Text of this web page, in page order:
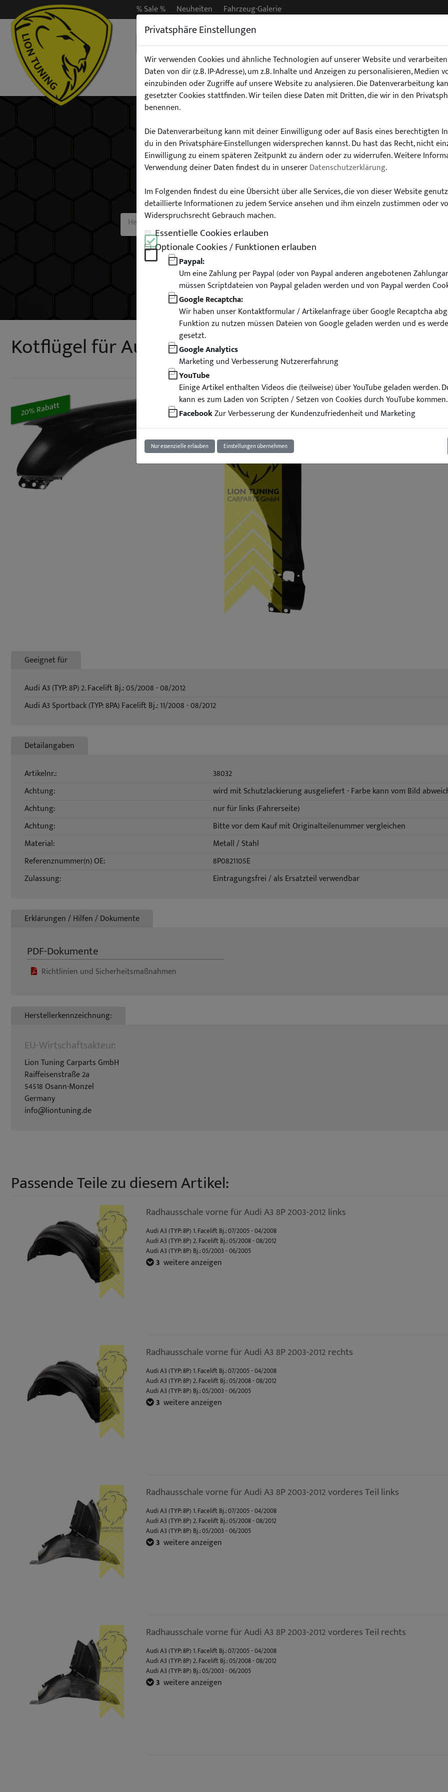
% Sale % Neuheiten Fahrzeug-Galerie
Auspuff Beleuchtung Exterieur Fahrwerk Interieur Stoßstangen/
Wähle dein Auto
finde alle passenden Teile schnell und
Hersteller: Modell:
Kotflügel für Audi A3 8P Limousine Sportback
20% Rabatt
Geeignet für
Audi A3 (TYP: 8P) 2. Facelift Bj.: 05/2008 - 08/2012
Audi A3 Sportback (TYP: 8PA) Facelift Bj.: 11/2008 - 08/2012
Detailangaben
Artikelnr.:
38032
Achtung:
wird mit Schutzlackierung ausgeliefert - Farbe kann vom Bild
Achtung:
nur für links (Fahrerseite)
Achtung:
Bitte vor dem Kauf mit Originalteilenummer vergleichen
Material:
Metall / Stahl
Referenznummer(n) OE:
8P0821105E
Zulassung:
Eintragungsfrei / als Ersatzteil verwendbar
Erklärungen / Hilfen / Dokumente
PDF-Dokumente
Richtlinien und Sicherheitsmaßnahmen
Herstellerkennzeichnung:
EU-Wirtschaftsakteur:
Lion Tuning Carparts GmbH
Raiffeisenstraße 2a
54518 Osann-Monzel
Germany
info@liontuning.de
Passende Teile zu diesem Artikel:
Radhausschale vorne für Audi A3 8P 2003-2012 links
Audi A3 (TYP: 8P) 1. Facelift Bj.: 07/2005 - 04/2008
Audi A3 (TYP: 8P) 2. Facelift Bj.: 05/2008 - 08/2012
Audi A3 (TYP: 8P) Bj.: 05/2003 - 06/2005
Audi A3 Sportback (TYP: 8PA) Facelift Bj.: 11/2008 - 08/2012
3 weitere anzeigen
Radhausschale vorne für Audi A3 8P 2003-2012 rechts
Audi A3 (TYP: 8P) 1. Facelift Bj.: 07/2005 - 04/2008
Audi A3 (TYP: 8P) 2. Facelift Bj.: 05/2008 - 08/2012
Audi A3 (TYP: 8P) Bj.: 05/2003 - 06/2005
Audi A3 Sportback (TYP: 8PA) Facelift Bj.: 11/2008 - 08/2012
3 weitere anzeigen
Radhausschale vorne für Audi A3 8P 2003-2012 vorderes Teil links
Audi A3 (TYP: 8P) 1. Facelift Bj.: 07/2005 - 04/2008
Audi A3 (TYP: 8P) 2. Facelift Bj.: 05/2008 - 08/2012
Audi A3 (TYP: 8P) Bj.: 05/2003 - 06/2005
Audi A3 Sportback (TYP: 8PA) Facelift Bj.: 11/2008 - 08/2012
3 weitere anzeigen
Radhausschale vorne für Audi A3 8P 2003-2012 vorderes Teil rechts
Audi A3 (TYP: 8P) 1. Facelift Bj.: 07/2005 - 04/2008
Audi A3 (TYP: 8P) 2. Facelift Bj.: 05/2008 - 08/2012
Audi A3 (TYP: 8P) Bj.: 05/2003 - 06/2005
Audi A3 Sportback (TYP: 8PA) Facelift Bj.: 11/2008 - 08/2012
3 weitere anzeigen
Privatsphäre Einstellungen
Wir verwenden Cookies und ähnliche Technologien auf unserer Website und
Daten von dir (z.B. IP-Adresse), um z.B. Inhalte und Anzeigen zu personalisieren, Medien
einzubinden oder Zugriffe auf unsere Website zu analysieren. Die Datenverarbeitung
gesetzter Cookies stattfinden. Wir teilen diese Daten mit Dritten, die wir in den
benennen.
Die Datenverarbeitung kann mit deiner Einwilligung oder auf Basis eines berechtigten
du in den Privatsphäre-Einstellungen widersprechen kannst. Du hast das Recht, nicht
Einwilligung zu einem späteren Zeitpunkt zu ändern oder zu widerrufen. Weitere
Verwendung deiner Daten findest du in unsererDatenschutzerklärung.
Im Folgenden findest du eine Übersicht über alle Services, die von dieser Website
detaillierte Informationen zu jedem Service ansehen und ihm einzeln zustimmen oder
Widerspruchsrecht Gebrauch machen.
Essentielle Cookies erlauben
Optionale Cookies / Funktionen erlauben
Paypal:
Um eine Zahlung per Paypal (oder von Paypal anderen angebotenen
müssen Scriptdateien von Paypal geladen werden und von Paypal werden
Google Recaptcha:
Wir haben unser Kontaktformular / Artikelanfrage über Google Recaptcha
Funktion zu nutzen müssen Dateien von Google geladen werden und es
gesetzt.
Google Analytics
Marketing und Verbesserung Nutzererfahrung
YouTube
Einige Artikel enthalten Videos die (teilweise) über YouTube geladen werden.
kann es zum Laden von Scripten / Setzen von Cookies durch YouTube kommen.
FacebookZur Verbesserung der Kundenzufriedenheit und Marketing
Nur essenzielle erlauben Einstellungen übernehmen